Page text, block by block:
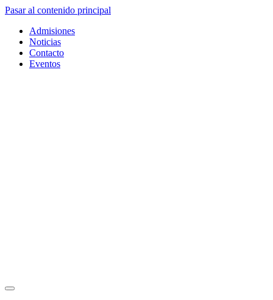
Pasar al contenido principal
Admisiones
Noticias
Contacto
Eventos